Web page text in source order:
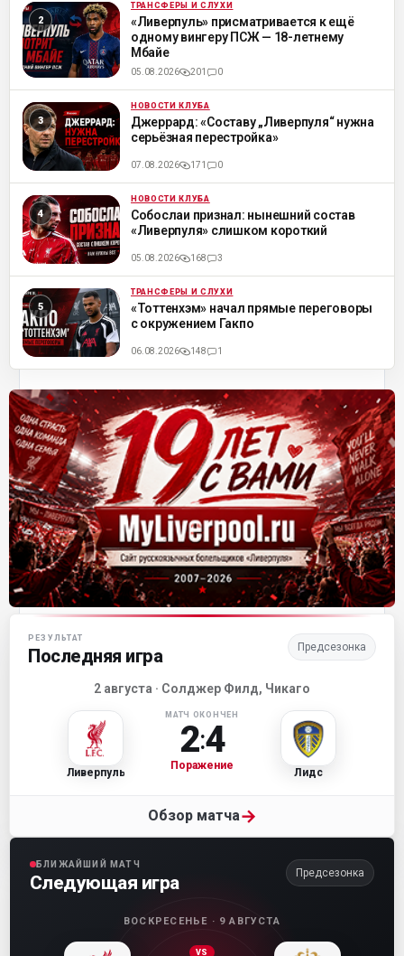
ML ТРАНСФЕРЫ И СЛУХИ
«Ливерпуль» присматривается к ещё
одному вингеру ПСЖ — 18-летнему
Мбайе
05.08.2026 201 0
ML НОВОСТИ КЛУБА
Джеррард: «Составу „Ливерпуля“ нужна
серьёзная перестройка»
07.08.2026 171 0
ML НОВОСТИ КЛУБА
Собослаи признал: нынешний состав
«Ливерпуля» слишком короткий
05.08.2026 168 3
ML ТРАНСФЕРЫ И СЛУХИ
«Тоттенхэм» начал прямые переговоры
с окружением Гакпо
06.08.2026 148 1
Матч-центр «Ливерпуля»
РЕЗУЛЬТАТ
Последняя игра Предсезонка
2 августа · Солджер Филд, Чикаго
Ливерпуль
МАТЧ ОКОНЧЕН
2:4
Поражение
Лидс
Обзор матча→
БЛИЖАЙШИЙ МАТЧ
Следующая игра Предсезонка
ВОСКРЕСЕНЬЕ · 9 АВГУСТА
VS